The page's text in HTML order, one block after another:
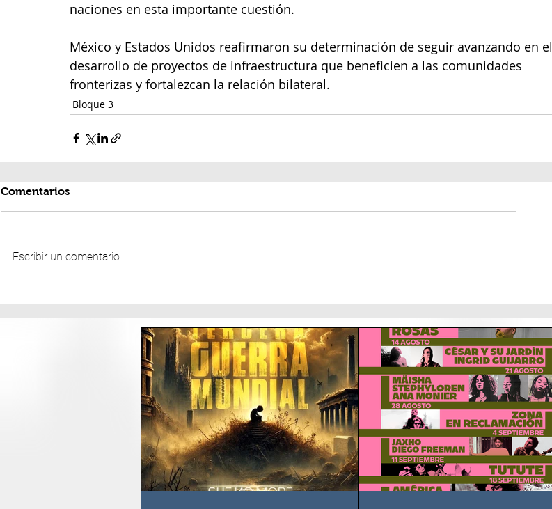
naciones en esta importante cuestión.
México y Estados Unidos reafirmaron su determinación de seguir avanzando en el
desarrollo de proyectos de infraestructura que beneficien a las comunidades
fronterizas y fortalezcan la relación bilateral.
Bloque 3
Comentarios
Escribir un comentario...